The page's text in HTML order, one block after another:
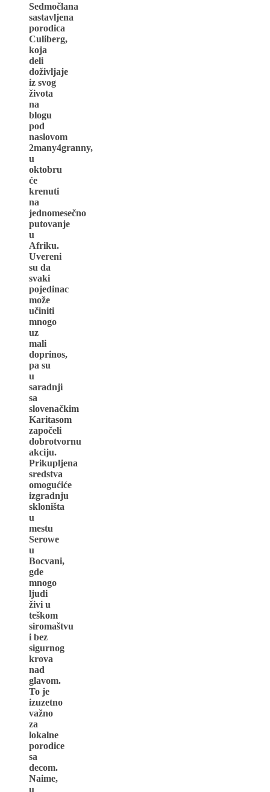
Sedmočlana
sastavljena
porodica
Culiberg,
koja
deli
doživljaje
iz svog
života
na
blogu
pod
naslovom
2many4granny,
u
oktobru
će
krenuti
na
jednomesečno
putovanje
u
Afriku.
Uvereni
su da
svaki
pojedinac
može
učiniti
mnogo
uz
mali
doprinos,
pa su
u
saradnji
sa
slovenačkim
Karitasom
započeli
dobrotvornu
akciju.
Prikupljena
sredstva
omogućiće
izgradnju
skloništa
u
mestu
Serowe
u
Bocvani,
gde
mnogo
ljudi
živi u
teškom
siromaštvu
i bez
sigurnog
krova
nad
glavom.
To je
izuzetno
važno
za
lokalne
porodice
sa
decom.
Naime,
u